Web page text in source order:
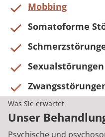
Mobbing
Somatoforme
Sexualstörungen
Was Sie erwartet
Unser
Psychische und